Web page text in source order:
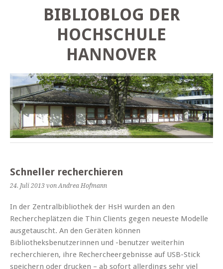
BIBLIOBLOG DER
HOCHSCHULE
HANNOVER
Schneller recherchieren
24. Juli 2013 von Andrea Hofmann
In der Zentralbibliothek der HsH wurden an den
Rechercheplätzen die Thin Clients gegen neueste Modelle
ausgetauscht. An den Geräten können
Bibliotheksbenutzerinnen und -benutzer weiterhin
recherchieren, ihre Rechercheergebnisse auf USB-Stick
speichern oder drucken – ab sofort allerdings sehr viel